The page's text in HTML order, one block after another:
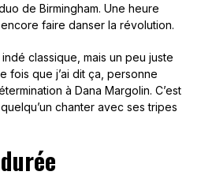
de Birmingham. Une heure
faire danser la révolution.
classique, mais un peu juste
fois que j’ai dit ça, personne
à Dana Margolin. C’est
chanter avec ses tripes